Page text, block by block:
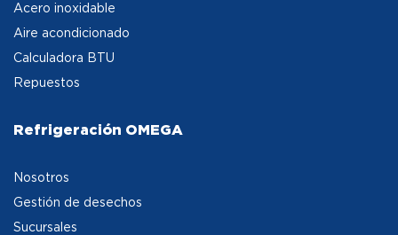
Acero inoxidable
Aire acondicionado
Calculadora BTU
Repuestos
Refrigeración OMEGA
Nosotros
Gestión de desechos
Sucursales